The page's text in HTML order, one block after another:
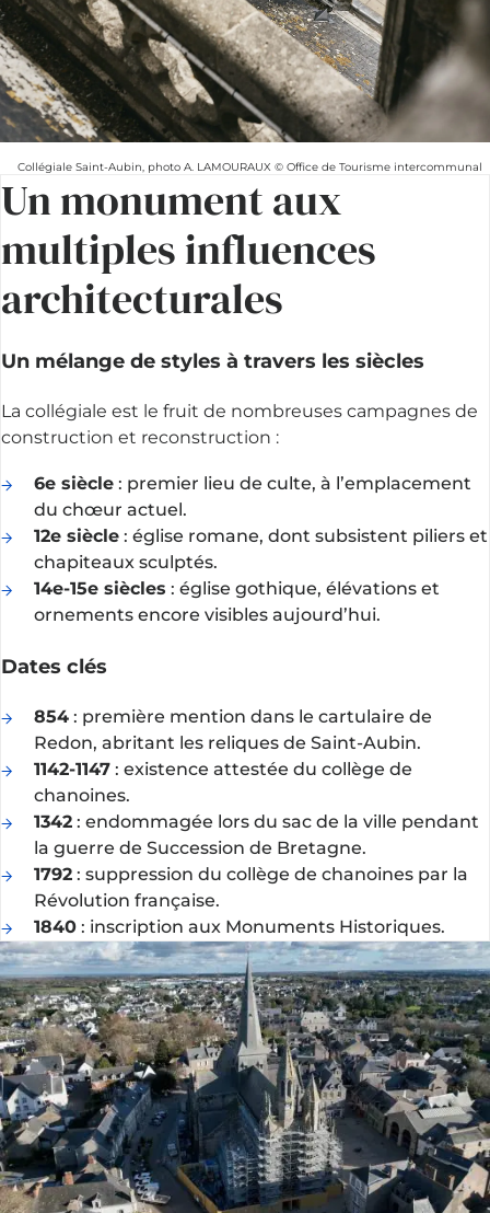
Un monument aux
multiples influences
architecturales
Un mélange de styles à travers les siècles
La collégiale est le fruit de nombreuses campagnes de
construction et reconstruction :
6e siècle : premier lieu de culte, à l’emplacement
du chœur actuel.
12e siècle : église romane, dont subsistent piliers et
chapiteaux sculptés.
14e-15e siècles : église gothique, élévations et
ornements encore visibles aujourd’hui.
Dates clés
854 : première mention dans le cartulaire de
Redon, abritant les reliques de Saint-Aubin.
1142-1147 : existence attestée du collège de
chanoines.
1342 : endommagée lors du sac de la ville pendant
la guerre de Succession de Bretagne.
1792 : suppression du collège de chanoines par la
Révolution française.
1840 : inscription aux Monuments Historiques.
Collégiale Saint-Aubin, photo A. LAMOURAUX © Office de Tourisme intercommunal